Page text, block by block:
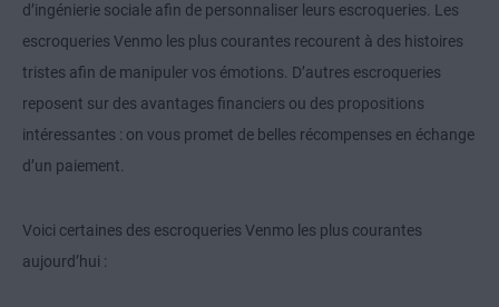
d’ingénierie sociale afin de personnaliser leurs escroqueries. Les
escroqueries Venmo les plus courantes recourent à des histoires
tristes afin de manipuler vos émotions. D’autres escroqueries
reposent sur des avantages financiers ou des propositions
intéressantes : on vous promet de belles récompenses en échange
d’un paiement.
Voici certaines des escroqueries Venmo les plus courantes
aujourd’hui :